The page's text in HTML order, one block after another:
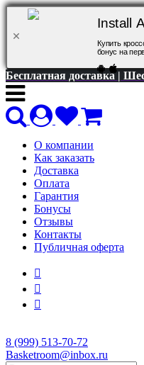
Install
Купить
бонус на
Бесплатная доставка |
О компании
Как заказать
Доставка
Оплата
Гарантия
Бонусы
Отзывы
Контакты
Публичная оферта
8 (999) 513-70-72
Basketroom@inbox.ru